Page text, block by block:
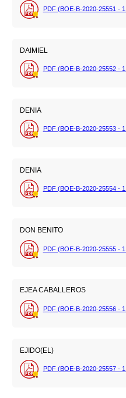
PDF (BOE-B-2020-25551 - 1
DAIMIEL
PDF (BOE-B-2020-25552 - 1
DENIA
PDF (BOE-B-2020-25553 - 1
DENIA
PDF (BOE-B-2020-25554 - 1
DON BENITO
PDF (BOE-B-2020-25555 - 1
EJEA CABALLEROS
PDF (BOE-B-2020-25556 - 1
EJIDO(EL)
PDF (BOE-B-2020-25557 - 1